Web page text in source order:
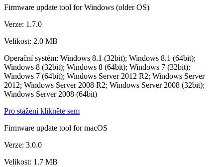
Firmware update tool for Windows (older OS)
Verze: 1.7.0
Velikost: 2.0 MB
Operační systém: Windows 8.1 (32bit); Windows 8.1 (64bit);
Windows 8 (32bit); Windows 8 (64bit); Windows 7 (32bit);
Windows 7 (64bit); Windows Server 2012 R2; Windows Server
2012; Windows Server 2008 R2; Windows Server 2008 (32bit);
Windows Server 2008 (64bit)
Pro stažení klikněte sem
Firmware update tool for macOS
Verze: 3.0.0
Velikost: 1.7 MB